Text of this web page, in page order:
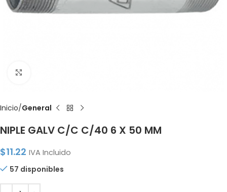
Inicio General
NIPLE GALV C/C C/40 6 X 50 MM
$11.22 IVA Incluido
57 disponibles